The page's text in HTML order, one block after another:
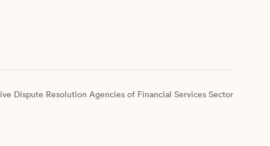
Dispute Resolution Agencies of Financial Services Sector